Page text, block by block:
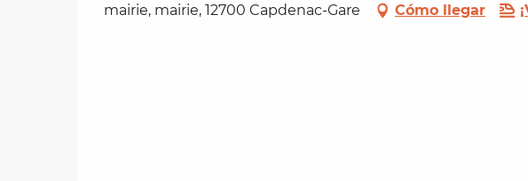
mairie, mairie, 12700 Capdenac-Gare Cómo llegar